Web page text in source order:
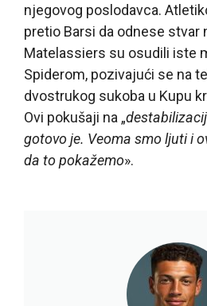
njegovog poslodavca.
pretio Barsi da odnese stvar
Matelassiers su osudili iste
Spiderom, pozivajući se na
dvostrukog sukoba u Kupu
Ovi pokušaji na „
gotovo je. Veoma smo ljuti i
da to pokažemo».